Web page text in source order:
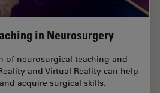
in Neurosurgery
of neurosurgical teaching and
and Virtual Reality can help
acquire surgical skills.